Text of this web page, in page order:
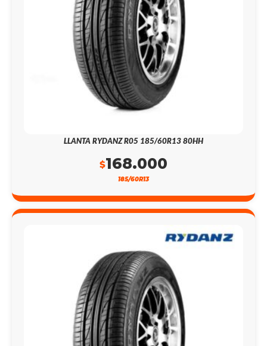
LLANTA RYDANZ R05 185/60R13 80HH
$168.000
185/60R13